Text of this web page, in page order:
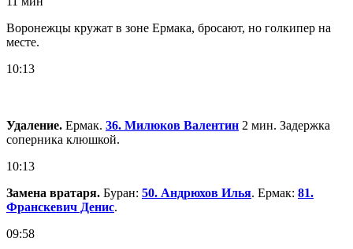
Воронежцы кружат в зоне Ермака, бросают, но голкипер на
месте.
10:13
Удаление. Ермак. 36. Милюков Валентин 2 мин. Задержка
соперника клюшкой.
10:13
Замена вратаря. Буран: 50. Андрюхов Илья. Ермак: 81.
Франскевич Денис.
09:58